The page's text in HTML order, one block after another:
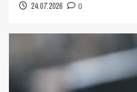
24.07.2026 0